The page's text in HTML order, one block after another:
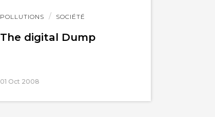
POLLUTIONS SOCIÉTÉ
The digital Dump
01 Oct 2008
Lire